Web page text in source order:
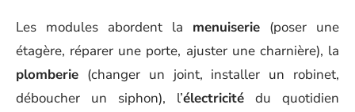
Les modules abordent la menuiserie (poser une
étagère, réparer une porte, ajuster une charnière), la
plomberie (changer un joint, installer un robinet,
déboucher un siphon), l’électricité du quotidien